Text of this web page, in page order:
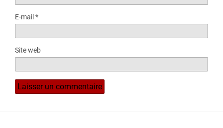
E-mail *
Site web